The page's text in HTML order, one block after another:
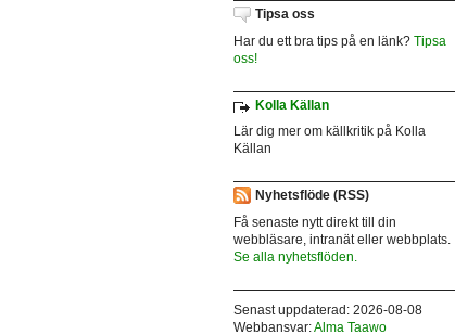
Tipsa oss
Har du ett bra tips på en länk? Tipsa
oss!
Kolla Källan
Lär dig mer om källkritik på Kolla
Källan
Nyhetsflöde (RSS)
Få senaste nytt direkt till din
webbläsare, intranät eller webbplats.
Se alla nyhetsflöden.
Senast uppdaterad: 2026-08-08
Webbansvar:Alma Taawo